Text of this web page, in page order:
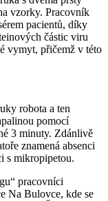
vzorky. Pracovník
pacientů, díky
částic viru
vymyt, přičemž v této
robota a ten
pomocí
3 minuty. Zdánlivě
znamená absenci
s mikropipetou.
pracovníci
Na Bulovce, kde se